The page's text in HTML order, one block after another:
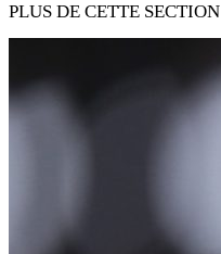
PLUS DE CETTE SECTION